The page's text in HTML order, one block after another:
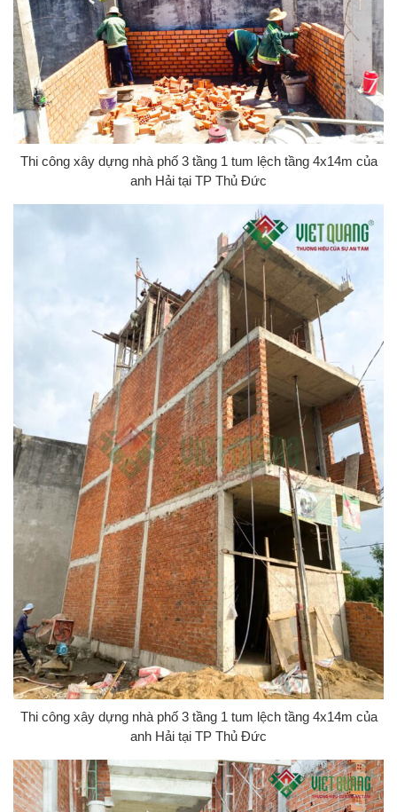
Thi công xây dựng nhà phố 3 tầng 1 tum lệch tầng 4x14m của
anh Hải tại TP Thủ Đức
Thi công xây dựng nhà phố 3 tầng 1 tum lệch tầng 4x14m của
anh Hải tại TP Thủ Đức